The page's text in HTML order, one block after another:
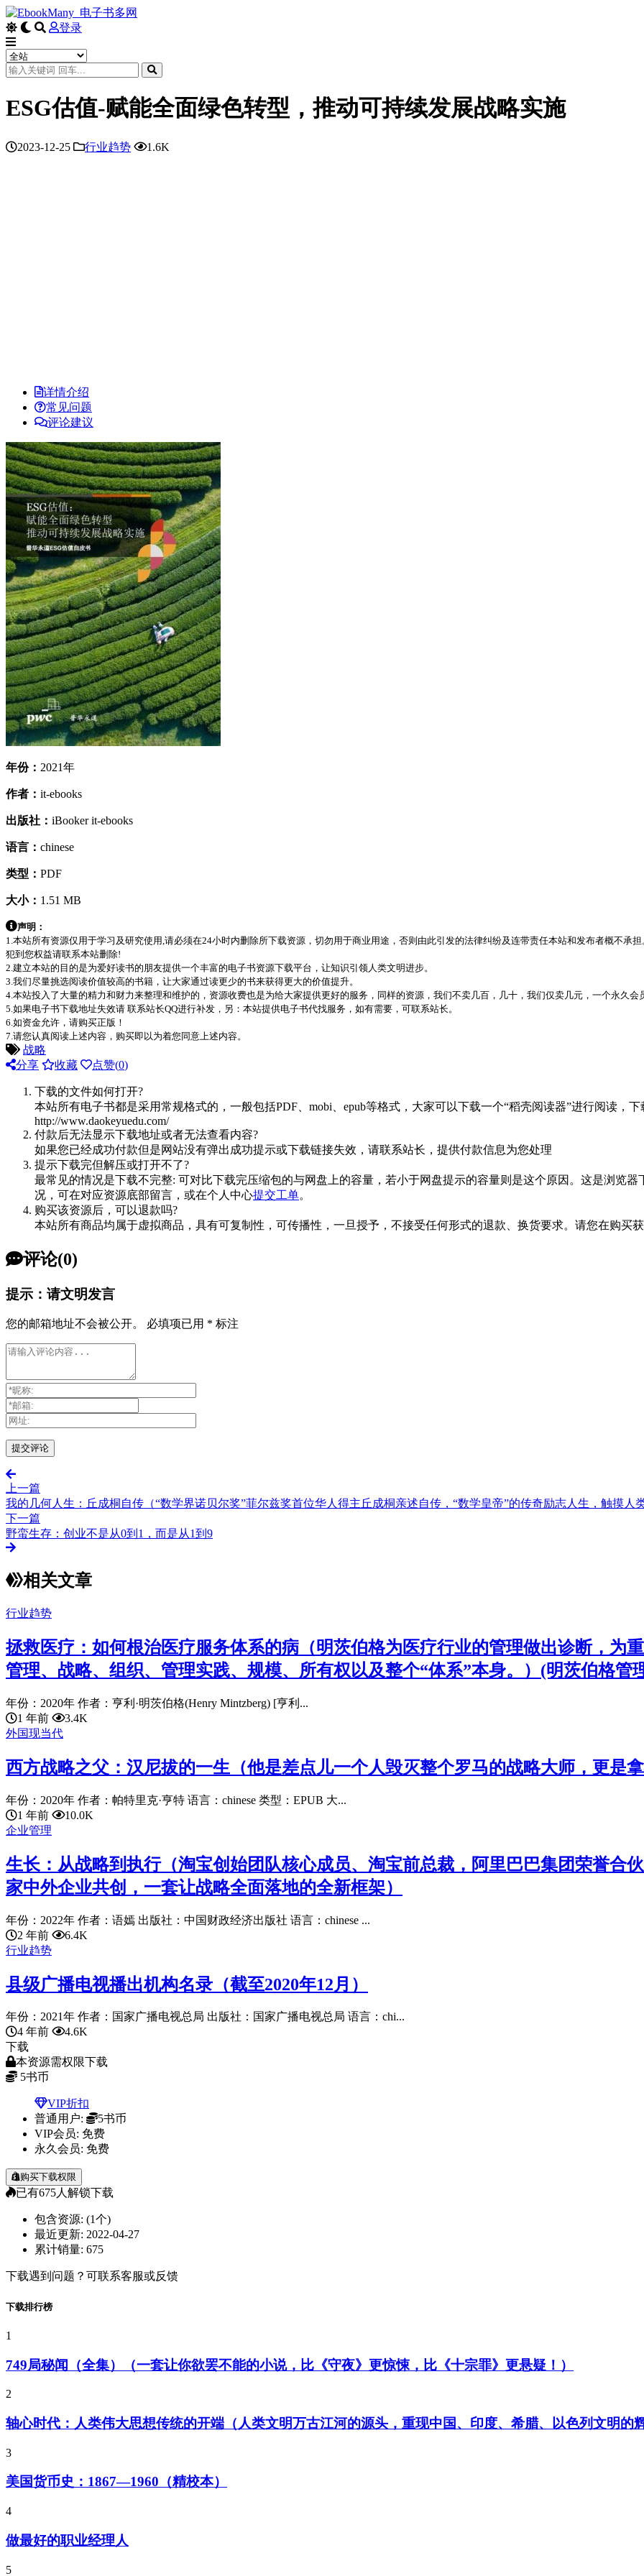
登录
ESG估值-赋能全面绿色转型，推动可持续发展战略实施
2023-12-25 行业趋势 1.6K
详情介绍
常见问题
评论建议
年份： 2021年
作者： it-ebooks
出版社： iBooker it-ebooks
语言： chinese
类型： PDF
大小： 1.51 MB
声明：
1.本站所有资源仅用于学习及研究使用,请必须在24小时内删除所下载资源，切勿用于商业用途，否则由此引发的法律纠纷及连带责任本站和发布者概不承
犯到您权益请联系本站删除!
2.建立本站的目的是为爱好读书的朋友提供一个丰富的电子书资源下载平台，让知识引领人类文明进步。
3.我们尽量挑选阅读价值较高的书籍，让大家通过读更少的书来获得更大的价值提升。
4.本站投入了大量的精力和财力来整理和维护的，资源收费也是为给大家提供更好的服务，同样的资源，我们不卖几百，几十，我们仅卖几元，一个永久会
5.如果电子书下载地址失效请 联系站长QQ进行补发，另：本站提供电子书代找服务，如有需要，可联系站长。
6.如资金允许，请购买正版！
7.请您认真阅读上述内容，购买即以为着您同意上述内容。
战略
分享
收藏 点赞(0)
下载的文件如何打开?
本站所有电子书都是采用常规格式的，一般包括PDF、mobi、epub等格式，大家可以下载一个“稻壳阅读器”进行阅读，
http://www.daokeyuedu.com/
付款后无法显示下载地址或者无法查看内容?
如果您已经成功付款但是网站没有弹出成功提示或下载链接失效，请联系站长，提供付款信息为您处理
提示下载完但解压或打开不了?
最常见的情况是下载不完整: 可对比下载完压缩包的与网盘上的容量，若小于网盘提示的容量则是这个原因。这是浏览
况，可在对应资源底部留言，或在个人中心提交工单。
购买该资源后，可以退款吗?
本站所有商品均属于虚拟商品，具有可复制性，可传播性，一旦授予，不接受任何形式的退款、换货要求。请您在购买
评论(0)
提示：请文明发言
您的邮箱地址不会被公开。 必填项已用 * 标注
上一篇
我的几何人生：丘成桐自传（“数学界诺贝尔奖”菲尔兹奖首位华人得主丘成桐亲述自传，“数学皇帝”的传奇励志人生，触摸人
下一篇
野蛮生存：创业不是从0到1，而是从1到9
相关文章
行业趋势
拯救医疗：如何根治医疗服务体系的病（明茨伯格为医疗行业的管理做出诊断，为
管理、战略、组织、管理实践、规模、所有权以及整个“体系”本身。）(明茨伯格管
年份：2020年 作者：亨利·明茨伯格(Henry Mintzberg) [亨利...
1 年前
3.4K
外国现当代
西方战略之父：汉尼拔的一生（他是差点儿一个人毁灭整个罗马的战略大师，更是
年份：2020年 作者：帕特里克·亨特 语言：chinese 类型：EPUB 大...
1 年前
10.0K
企业管理
生长：从战略到执行（淘宝创始团队核心成员、淘宝前总裁，阿里巴巴集团荣誉合
家中外企业共创，一套让战略全面落地的全新框架）
年份：2022年 作者：语嫣 出版社：中国财政经济出版社 语言：chinese ...
2 年前
6.4K
行业趋势
县级广播电视播出机构名录（截至2020年12月）
年份：2021年 作者：国家广播电视总局 出版社：国家广播电视总局 语言：chi...
4 年前
4.6K
下载
本资源需权限下载
5书币
VIP折扣
普通用户:
5书币
VIP会员: 免费
永久会员: 免费
购买下载权限
已有675人解锁下载
包含资源: (1个)
最近更新: 2022-04-27
累计销量: 675
下载遇到问题？可联系客服或反馈
下载排行榜
1
749局秘闻（全集）（一套让你欲罢不能的小说，比《守夜》更惊悚，比《十宗罪》更悬疑！）
2
轴心时代：人类伟大思想传统的开端（人类文明万古江河的源头，重现中国、印度、希腊、以色列文明的
3
美国货币史：1867—1960（精校本）
4
做最好的职业经理人
5